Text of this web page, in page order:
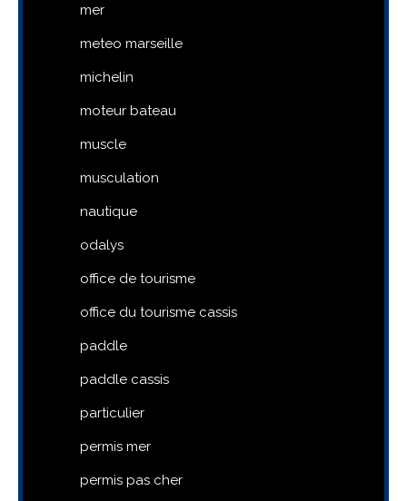
mer
meteo marseille
michelin
moteur bateau
muscle
musculation
nautique
odalys
office de tourisme
office du tourisme cassis
paddle
paddle cassis
particulier
permis mer
permis pas cher